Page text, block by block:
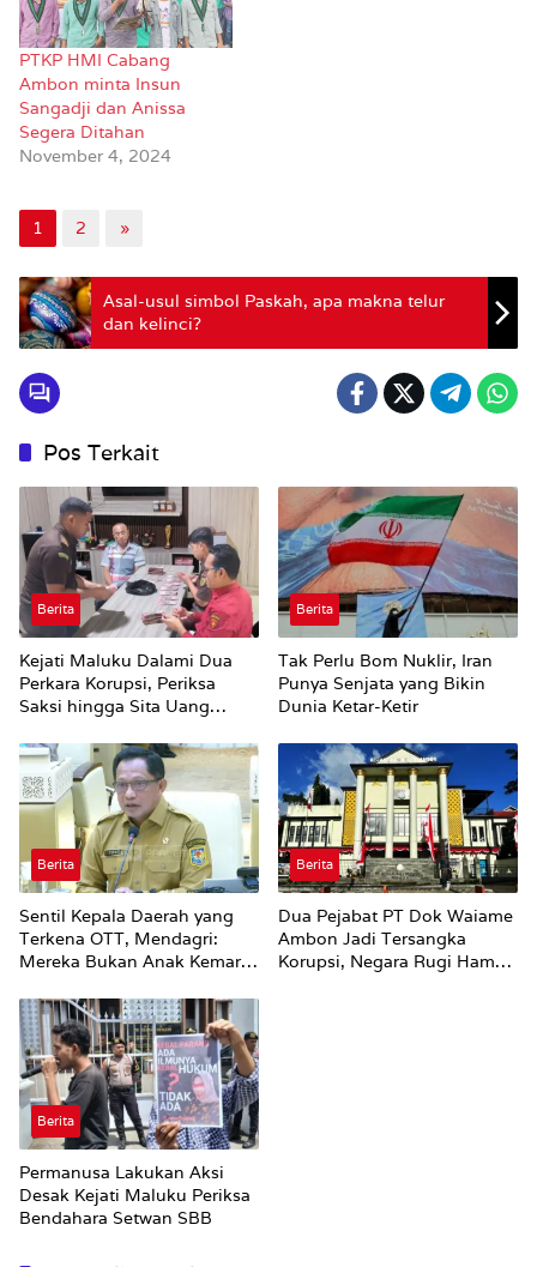
PTKP HMI Cabang
Ambon minta Insun
Sangadji dan Anissa
Segera Ditahan
November 4, 2024
1 2 »
Asal-usul simbol Paskah, apa makna telur
dan kelinci?
Pos Terkait
Berita
Kejati Maluku Dalami Dua
Perkara Korupsi, Periksa
Saksi hingga Sita Uang
Berita
Tak Perlu Bom Nuklir, Iran
Punya Senjata yang Bikin
Dunia Ketar-Ketir
Berita
Sentil Kepala Daerah yang
Terkena OTT, Mendagri:
Mereka Bukan Anak Kemarin
Berita
Dua Pejabat PT Dok Waiame
Ambon Jadi Tersangka
Korupsi, Negara Rugi Hampir
Berita
Permanusa Lakukan Aksi
Desak Kejati Maluku Periksa
Bendahara Setwan SBB